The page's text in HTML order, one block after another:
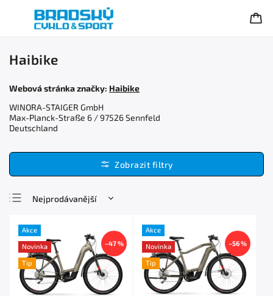
Haibike
Webová stránka značky: Haibike
WINORA-STAIGER GmbH
Max-Planck-Straße 6 / 97526 Sennfeld
Deutschland
Nejprodávanější
Nejdražší
Abecedně
Akce
Novinka
Tip
–47 %
Akce
Novinka
Tip
–56 %